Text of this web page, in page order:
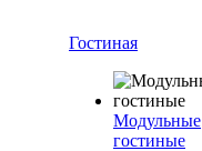
Гостиная
Модульные
гостиные